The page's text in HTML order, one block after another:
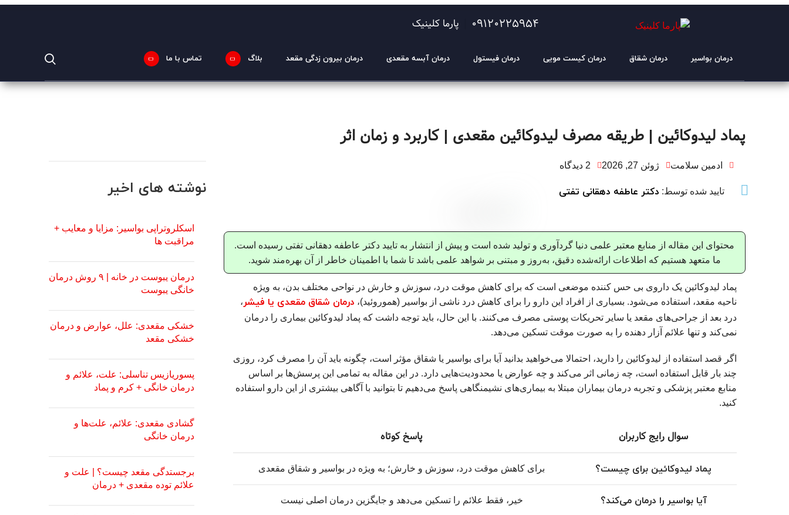
09120225954 پارما کلینیک
درمان بواسیر درمان شقاق درمان کیست مویی درمان فیستول درمان آبسه مقعدی درمان بیرون زدگی مقعد بلاگ تماس با ما
پماد لیدوکائین | طریقه مصرف لیدوکائین مقعدی | کاربرد و زمان اثر
ادمین سلامت ژوئن 27, 2026 2 دیدگاه
تایید شده توسط: دکتر عاطفه دهقانی تفتی
محتوای این مقاله از منابع معتبر علمی دنیا گردآوری و تولید شده است و پیش از انتشار به تایید دکتر عاطفه دهقانی تفتی رسیده است.
ما متعهد هستیم که اطلاعات ارائه‌شده دقیق، به‌روز و مبتنی بر شواهد علمی باشد تا شما با اطمینان خاطر از آن بهره‌مند شوید.
پماد لیدوکائین یک داروی بی‌ حس‌ کننده موضعی است که برای کاهش موقت درد، سوزش و خارش در نواحی مختلف بدن، به‌ ویژه
ناحیه مقعد، استفاده می‌شود. بسیاری از افراد این دارو را برای کاهش درد ناشی از بواسیر (هموروئید)، درمان شقاق مقعدی یا فیشر،
درد بعد از جراحی‌های مقعد یا سایر تحریکات پوستی مصرف می‌کنند. با این حال، باید توجه داشت که پماد لیدوکائین بیماری را درمان
نمی‌کند و تنها علائم آزار دهنده را به‌ صورت موقت تسکین می‌دهد.
اگر قصد استفاده از لیدوکائین را دارید، احتمالا می‌خواهید بدانید آیا برای بواسیر یا شقاق مؤثر است، چگونه باید آن را مصرف کرد، روزی
چند بار قابل استفاده است، چه زمانی اثر می‌کند و چه عوارض یا محدودیت‌هایی دارد. در این مقاله به تمامی این پرسش‌ها بر اساس
منابع معتبر پزشکی و تجربه درمان بیماران مبتلا به بیماری‌های نشیمنگاهی پاسخ می‌دهیم تا بتوانید با آگاهی بیشتری از این دارو استفاده
کنید.
سوال رایج کاربران پاسخ کوتاه
پماد لیدوکائین برای چیست؟ برای کاهش موقت درد، سوزش و خارش؛ به‌ ویژه در بواسیر و شقاق مقعدی
آیا بواسیر را درمان می‌کند؟ خیر، فقط علائم را تسکین می‌دهد و جایگزین درمان اصلی نیست
نوشته های اخیر
اسکلروتراپی بواسیر: مزایا و معایب +
مراقبت ها
درمان یبوست در خانه | ۹ روش درمان
خانگی یبوست
خشکی مقعدی: علل، عوارض و درمان
خشکی مقعد
پسوریازیس تناسلی: علت، علائم و
درمان خانگی + کرم و پماد
گشادی مقعدی: علائم، علت‌ها و
درمان‌ خانگی
برجستدگی مقعد چیست؟ | علت و
علائم توده مقعدی + درمان